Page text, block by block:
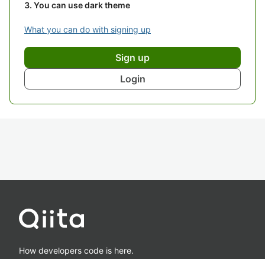
You can use dark theme
What you can do with signing up
Sign up
Login
How developers code is here.